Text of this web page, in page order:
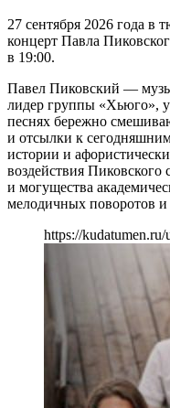
27 сентября 2026 года в
концерт Павла
в 19:00.
Павел Пиковский —
лидер группы «Хьюго»,
песнях бережно
и отсылки к
истории и
воздействия Пиковского
и могущества
мелодичных поворотов
https://